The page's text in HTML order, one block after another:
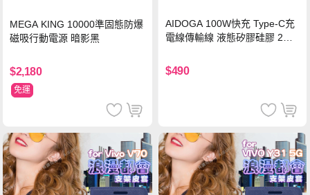
MEGA KING 10000準固態防爆
磁吸行動電源 暗影黑
$2,180
免運
AIDOGA 100W快充 Type-C充
電線傳輸線 液態矽膠硅膠 2M
$490